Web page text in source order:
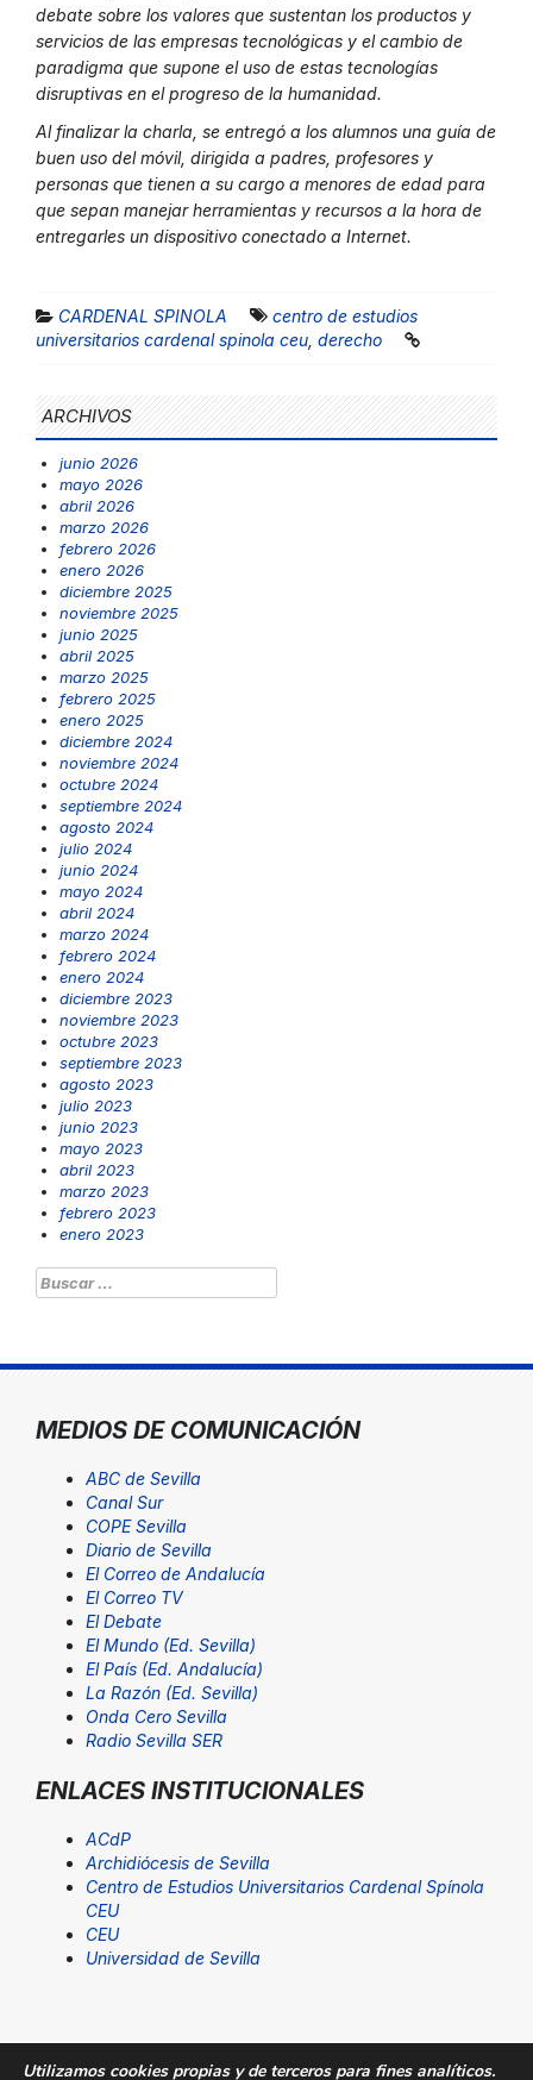
debate sobre los valores que sustentan los productos y
servicios de las empresas tecnológicas y el cambio de
paradigma que supone el uso de estas tecnologías
disruptivas en el progreso de la humanidad.
Al finalizar la charla, se entregó a los alumnos una guía de
buen uso del móvil, dirigida a padres, profesores y
personas que tienen a su cargo a menores de edad para
que sepan manejar herramientas y recursos a la hora de
entregarles un dispositivo conectado a Internet.
CARDENAL SPINOLA
centro de estudios
universitarios cardenal spinola ceu derecho
ARCHIVOS
junio 2026
mayo 2026
abril 2026
marzo 2026
febrero 2026
enero 2026
diciembre 2025
noviembre 2025
junio 2025
abril 2025
marzo 2025
febrero 2025
enero 2025
diciembre 2024
noviembre 2024
octubre 2024
septiembre 2024
agosto 2024
julio 2024
junio 2024
mayo 2024
abril 2024
marzo 2024
febrero 2024
enero 2024
diciembre 2023
noviembre 2023
octubre 2023
septiembre 2023
agosto 2023
julio 2023
junio 2023
mayo 2023
abril 2023
marzo 2023
febrero 2023
enero 2023
Buscar:
MEDIOS DE COMUNICACIÓN
ABC de Sevilla
Canal Sur
COPE Sevilla
Diario de Sevilla
El Correo de Andalucía
El Correo TV
El Debate
El Mundo (Ed. Sevilla)
El País (Ed. Andalucía)
La Razón (Ed. Sevilla)
Onda Cero Sevilla
Radio Sevilla SER
ENLACES INSTITUCIONALES
ACdP
Archidiócesis de Sevilla
Centro de Estudios Universitarios Cardenal Spínola
CEU
CEU
Universidad de Sevilla
Utilizamos cookies propias y de terceros para fines analíticos.